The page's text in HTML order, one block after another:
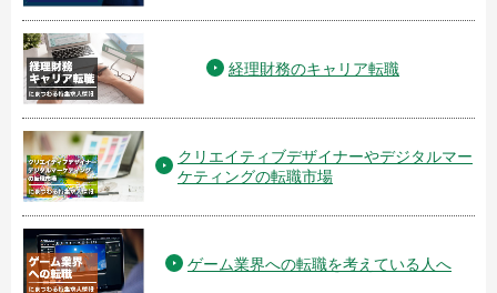
経理財務のキャリア転職
クリエイティブデザイナーやデジタルマー
ケティングの転職市場
ゲーム業界への転職を考えている人へ